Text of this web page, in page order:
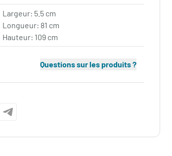
Largeur: 5.5 cm
Longueur: 81 cm
Hauteur: 109 cm
Questions sur les produits ?